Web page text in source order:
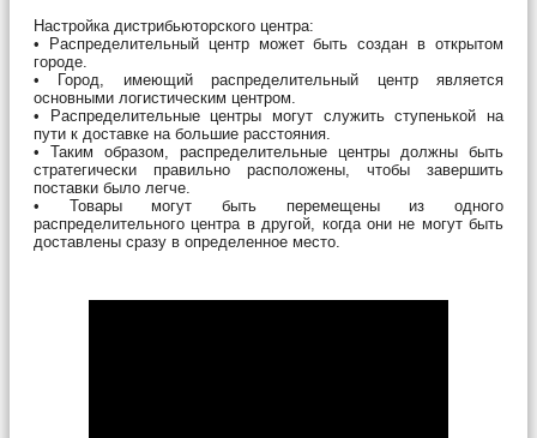
Настройка дистрибьюторского центра:
• Распределительный центр может быть создан в открытом
городе.
• Город, имеющий распределительный центр является
основными логистическим центром.
• Распределительные центры могут служить ступенькой на
пути к доставке на большие расстояния.
• Таким образом, распределительные центры должны быть
стратегически правильно расположены, чтобы завершить
поставки было легче.
• Товары могут быть перемещены из одного
распределительного центра в другой, когда они не могут быть
доставлены сразу в определенное место.